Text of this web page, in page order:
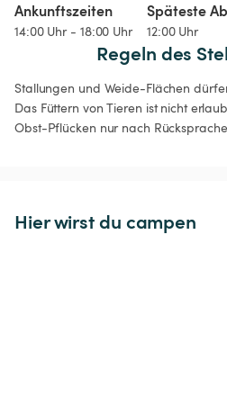
Ankunftszeiten
14:00 Uhr - 18:00 Uhr
Späteste
12:00 Uhr
Regeln des
Stallungen und Weide-Flächen
Das Füttern von Tieren ist nicht
Obst-Pflücken nur nach
Hier wirst du campen